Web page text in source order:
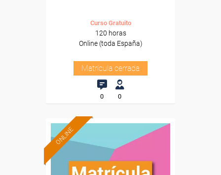
Curso Gratuito
120 horas
Online (toda España)
Matrícula cerrada
0 0
ONLINE